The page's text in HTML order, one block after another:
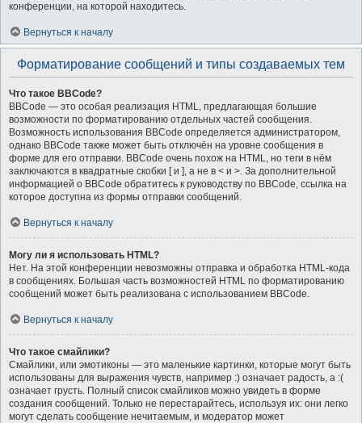
конференции, на которой находитесь.
Вернуться к началу
Форматирование сообщений и типы создаваемых тем
Что такое BBCode?
BBCode — это особая реализация HTML, предлагающая большие
возможности по форматированию отдельных частей сообщения.
Возможность использования BBCode определяется администратором,
однако BBCode также может быть отключён на уровне сообщения в
форме для его отправки. BBCode очень похож на HTML, но теги в нём
заключаются в квадратные скобки [ и ], а не в < и >. За дополнительной
информацией о BBCode обратитесь к руководству по BBCode, ссылка на
которое доступна из формы отправки сообщений.
Вернуться к началу
Могу ли я использовать HTML?
Нет. На этой конференции невозможны отправка и обработка HTML-кода
в сообщениях. Большая часть возможностей HTML по форматированию
сообщений может быть реализована с использованием BBCode.
Вернуться к началу
Что такое смайлики?
Смайлики, или эмотиконы — это маленькие картинки, которые могут быть
использованы для выражения чувств, например :) означает радость, а :(
означает грусть. Полный список смайликов можно увидеть в форме
создания сообщений. Только не перестарайтесь, используя их: они легко
могут сделать сообщение нечитаемым, и модератор может